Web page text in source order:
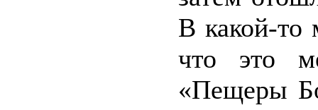
В какой-то
что это
«Пещеры